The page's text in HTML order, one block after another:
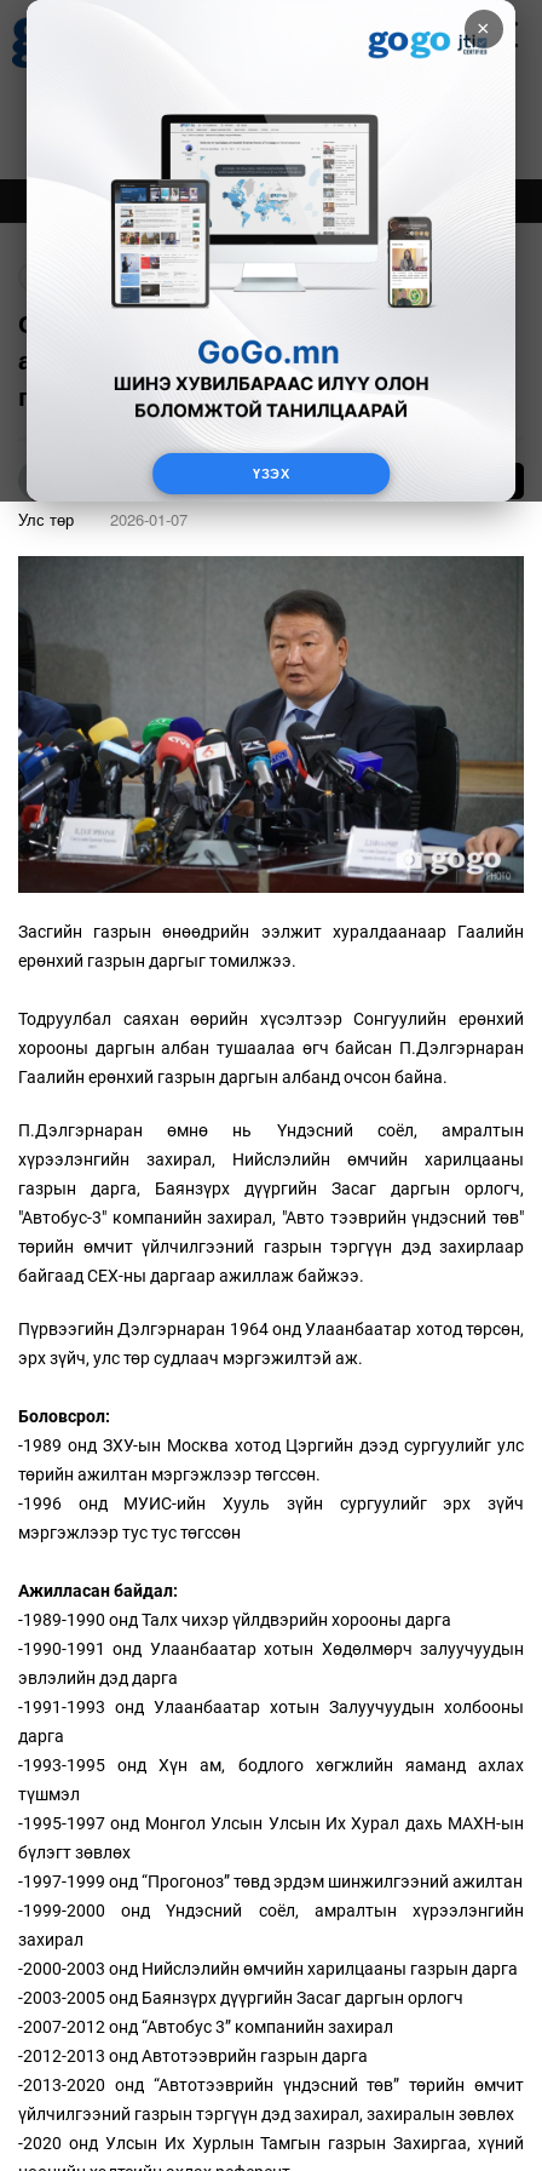
×
ҮЗЭХ
Зурхай
8.07
Онцлох Шинэ
Сонгуулийн ерөнхий хорооны дарга
асан П.Дэлгэрнаран Гаалийн ерөнхий
газрын дарга боллоо
Б.Нямдарь
Улс төр 2026-01-07
Засгийн газрын өнөөдрийн ээлжит хуралдаанаар Гаалийн
ерөнхий газрын даргыг томилжээ.
Тодруулбал саяхан өөрийн хүсэлтээр Сонгуулийн ерөнхий
хорооны даргын албан тушаалаа өгч байсан П.Дэлгэрнаран
Гаалийн ерөнхий газрын даргын албанд очсон байна.
П.Дэлгэрнаран өмнө нь Үндэсний соёл, амралтын
хүрээлэнгийн захирал, Нийслэлийн өмчийн харилцааны
газрын дарга, Баянзүрх дүүргийн Засаг даргын орлогч,
"Автобус-3" компанийн захирал, "Авто тээврийн үндэсний төв"
төрийн өмчит үйлчилгээний газрын тэргүүн дэд захирлаар
байгаад СЕХ-ны даргаар ажиллаж байжээ.
Пүрвээгийн Дэлгэрнаран 1964 онд Улаанбаатар хотод төрсөн,
эрх зүйч, улс төр судлаач мэргэжилтэй аж.
Боловсрол:
-1989 онд ЗХУ-ын Москва хотод Цэргийн дээд сургуулийг улс
төрийн ажилтан мэргэжлээр төгссөн.
-1996 онд МУИС-ийн Хууль зүйн сургуулийг эрх зүйч
мэргэжлээр тус тус төгссөн
Ажилласан байдал:
-1989-1990 онд Талх чихэр үйлдвэрийн хорооны дарга
-1990-1991 онд Улаанбаатар хотын Хөдөлмөрч залуучуудын
эвлэлийн дэд дарга
-1991-1993 онд Улаанбаатар хотын Залуучуудын холбооны
дарга
-1993-1995 онд Хүн ам, бодлого хөгжлийн яаманд ахлах
түшмэл
-1995-1997 онд Монгол Улсын Улсын Их Хурал дахь МАХН-ын
бүлэгт зөвлөх
-1997-1999 онд “Прогоноз” төвд эрдэм шинжилгээний ажилтан
-1999-2000 онд Үндэсний соёл, амралтын хүрээлэнгийн
захирал
-2000-2003 онд Нийслэлийн өмчийн харилцааны газрын дарга
-2003-2005 онд Баянзүрх дүүргийн Засаг даргын орлогч
-2007-2012 онд “Автобус 3” компанийн захирал
-2012-2013 онд Автотээврийн газрын дарга
-2013-2020 онд “Автотээврийн үндэсний төв” төрийн өмчит
үйлчилгээний газрын тэргүүн дэд захирал, захиралын зөвлөх
-2020 онд Улсын Их Хурлын Тамгын газрын Захиргаа, хүний